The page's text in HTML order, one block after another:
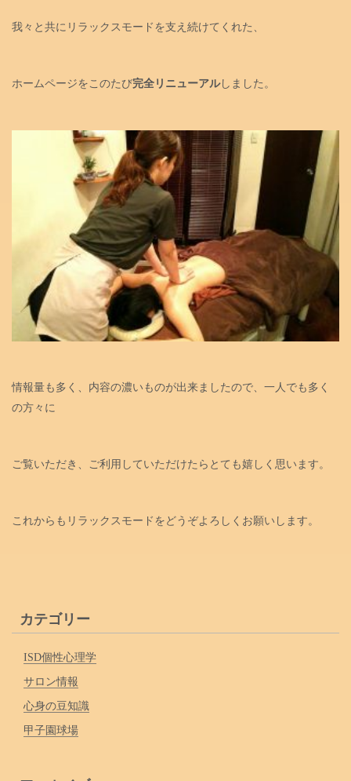
我々と共にリラックスモードを支え続けてくれた、
ホームページをこのたび完全リニューアルしました。
情報量も多く、内容の濃いものが出来ましたので、一人でも多く
の方々に
ご覧いただき、ご利用していただけたらとても嬉しく思います。
これからもリラックスモードをどうぞよろしくお願いします。
カテゴリー
ISD個性心理学
サロン情報
心身の豆知識
甲子園球場